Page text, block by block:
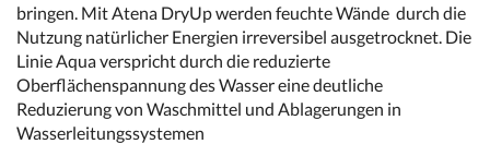
bringen. Mit Atena DryUp werden feuchte Wände durch die
Nutzung natürlicher Energien irreversibel ausgetrocknet. Die
Linie Aqua verspricht durch die reduzierte
Oberflächenspannung des Wasser eine deutliche
Reduzierung von Waschmittel und Ablagerungen in
Wasserleitungssystemen